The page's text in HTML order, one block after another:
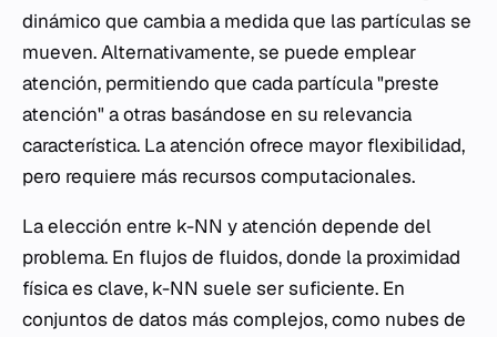
dinámico que cambia a medida que las partículas se
mueven. Alternativamente, se puede emplear
atención, permitiendo que cada partícula "preste
atención" a otras basándose en su relevancia
característica. La atención ofrece mayor flexibilidad,
pero requiere más recursos computacionales.
La elección entre k-NN y atención depende del
problema. En flujos de fluidos, donde la proximidad
física es clave, k-NN suele ser suficiente. En
conjuntos de datos más complejos, como nubes de